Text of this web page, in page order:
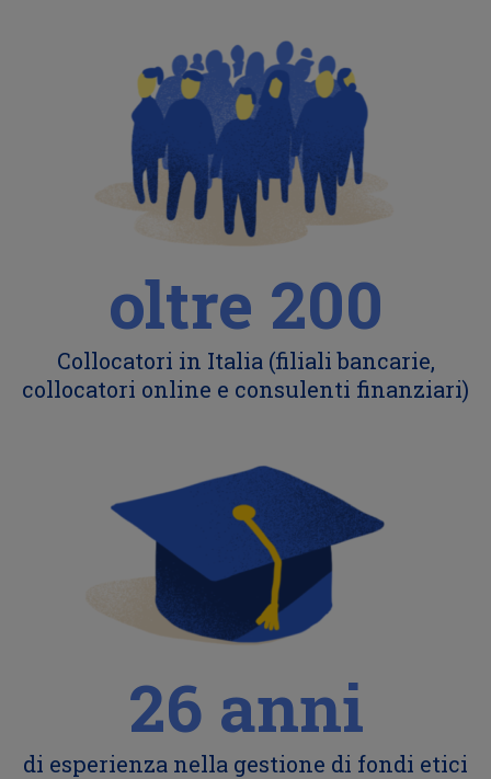
oltre 200
Collocatori in Italia (filiali bancarie,
collocatori online e consulenti finanziari)
26 anni
di esperienza nella gestione di fondi etici